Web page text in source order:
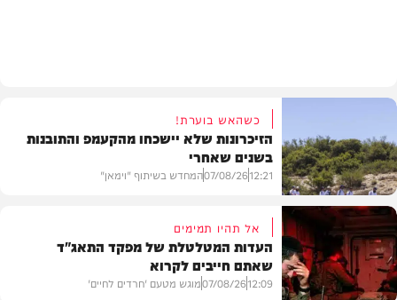
וידאו
כשהאש בוערת!
הזיכרונות שלא יישכחו מהקעמפ והתובנות
בשנים שאחרי
12:21
07/08/26המחדש בשיתוף "וימאן"
אל תהיו תמימים
העדות המטלטלת של מפקד התאג"ד
שאתם חייבים לקרוא
12:09
07/08/26מוגש מטעם 'חרדים לחיים'